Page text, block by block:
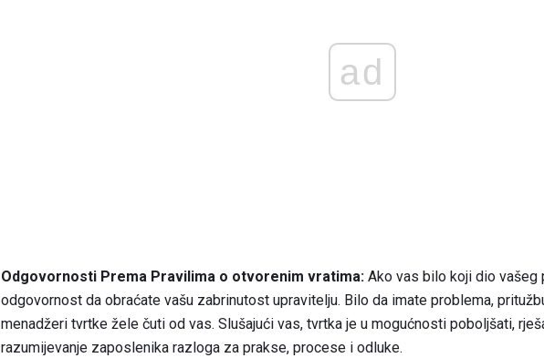
ad
Odgovornosti Prema Pravilima o otvorenim vratima: Ako vas bilo koji dio
odgovornost da obraćate vašu zabrinutost upravitelju. Bilo da imate problema,
menadžeri tvrtke žele čuti od vas. Slušajući vas, tvrtka je u mogućnosti poboljšati,
razumijevanje zaposlenika razloga za prakse, procese i odluke.